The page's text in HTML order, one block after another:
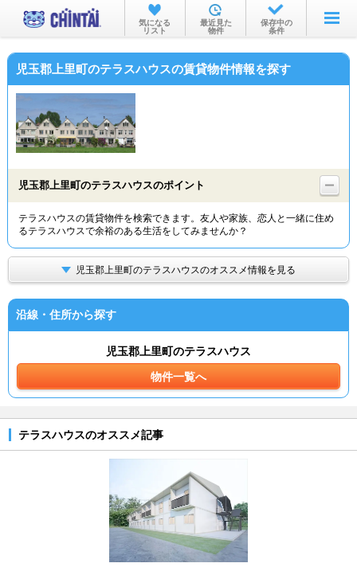
お部屋を探す
沿線・駅から
物件特集から
TOP
気になる
リスト
最近見た
物件
保存中の
条件
児玉郡上里町のテラスハウスの賃貸物件情報を探す
児玉郡上里町のテラスハウスのポイント
テラスハウスの賃貸物件を検索できます。友人や家族、恋人と一緒に住め
るテラスハウスで余裕のある生活をしてみませんか？
児玉郡上里町のテラスハウスのオススメ情報を見る
沿線・住所から探す
児玉郡上里町のテラスハウス
物件一覧へ
テラスハウスのオススメ記事